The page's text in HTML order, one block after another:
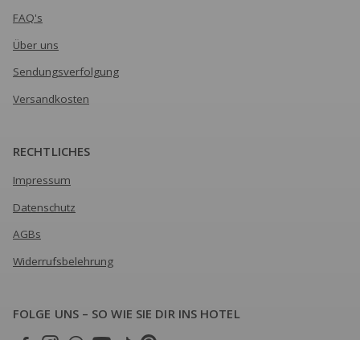
FAQ's
Über uns
Sendungsverfolgung
Versandkosten
RECHTLICHES
Impressum
Datenschutz
AGBs
Widerrufsbelehrung
FOLGE UNS – SO WIE SIE DIR INS HOTEL